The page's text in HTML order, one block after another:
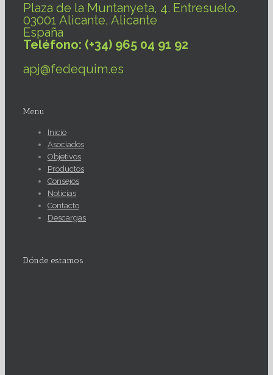
Plaza de la Muntanyeta, 4. Entresuelo.
03001 Alicante, Alicante
España
Teléfono: (+34) 965 04 91 92
apj@fedequim.es
Menu
Inicio
Asociados
Objetivos
Productos
Consejos
Noticias
Contacto
Descargas
Dónde estamos